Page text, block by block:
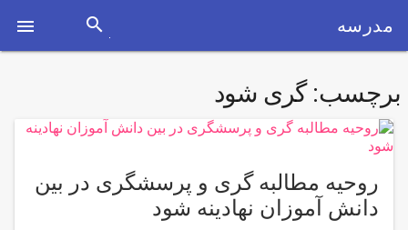
 مدرسه search
برچسب:گری شود
روحیه مطالبه گری و پرسشگری در بین
دانش آموزان نهادینه شود